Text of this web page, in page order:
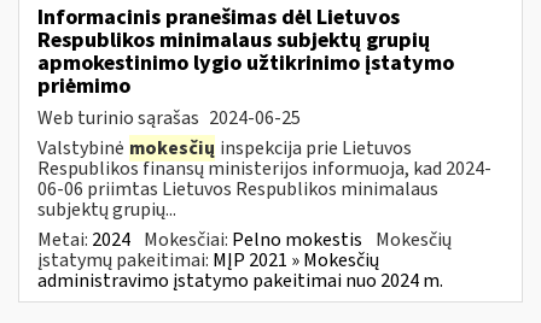
Informacinis pranešimas dėl Lietuvos
Respublikos minimalaus subjektų grupių
apmokestinimo lygio užtikrinimo įstatymo
priėmimo
Web turinio sąrašas 2024-06-25
Valstybinė mokesčių inspekcija prie Lietuvos
Respublikos finansų ministerijos informuoja, kad 2024-
06-06 priimtas Lietuvos Respublikos minimalaus
subjektų grupių...
Metai: 2024 Mokesčiai: Pelno mokestis Mokesčių
įstatymų pakeitimai: MĮP 2021 » Mokesčių
administravimo įstatymo pakeitimai nuo 2024 m.